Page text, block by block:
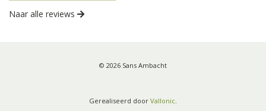
Naar alle reviews
© 2026 Sans Ambacht
Gerealiseerd door Vallonic